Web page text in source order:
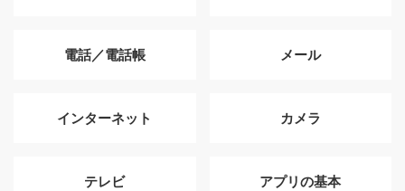
電話／電話帳 メール
インターネット カメラ
テレビ アプリの基本